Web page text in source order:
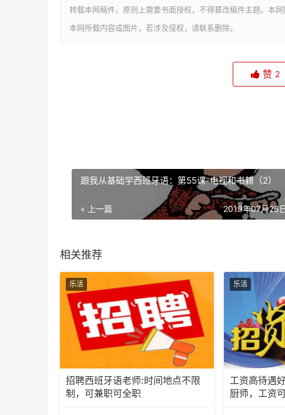
转载本网稿件，原则上需要书面授权，不得篡改稿件主题。本网
本网所载内容或图片，若涉及侵权，请联系删除。
赞 2
跟我从基础学西班牙语：第55课-电视和书籍（2）
« 上一篇 2019年07月28
相关推荐
乐活
招聘西班牙语老师:时间地点不限
制，可兼职可全职
乐活
工资高待遇
厨师，工资